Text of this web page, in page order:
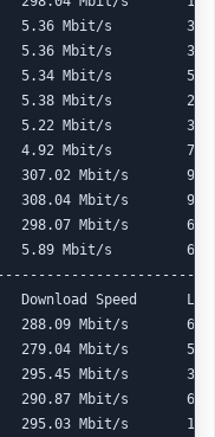
s     5.36 Mbit/s
s     5.36 Mbit/
5.34 Mbit/s
s     5.38 Mbit/
s     5.22 Mbit/s
s       4.92 Mbit/
s     307.02
s     308.04
s     298.07
s     5.89 Mbit/s
Download Speed
s     288.09 Mbit/s
s     279.04
s     295.45
s     290.87
295.03 Mbit/s